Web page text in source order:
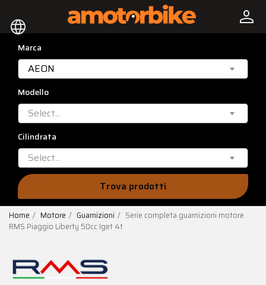
language person
Marca
AEON
Modello
Select...
Cilindrata
Select...
Trova prodotti
Home Motore Guarnizioni
Serie completa guarnizioni motore
RMS Piaggio Liberty 50cc Iget 4t